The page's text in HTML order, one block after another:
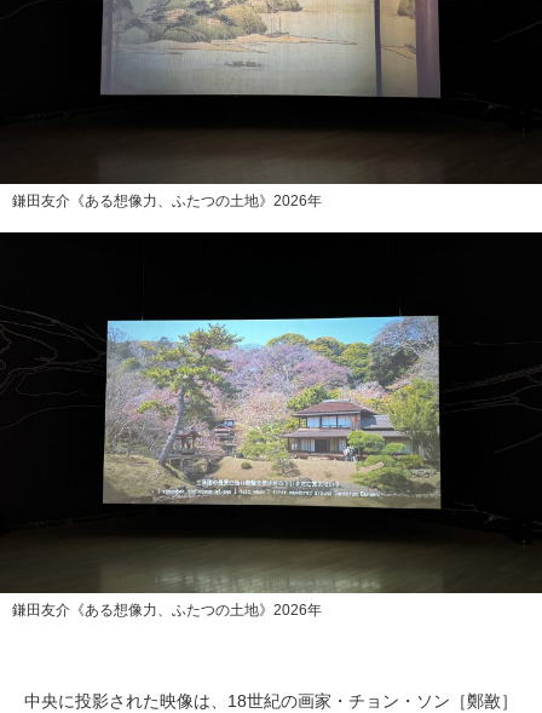
鎌田友介《ある想像力、ふたつの土地》2026年
鎌田友介《ある想像力、ふたつの土地》2026年
中央に投影された映像は、18世紀の画家・チョン・ソン［鄭敾］